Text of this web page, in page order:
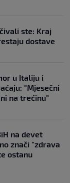
ste: Kraj
dostave
u Italiju i
"Mjesečni
na trećinu"
na devet
znači "zdrava
ostanu